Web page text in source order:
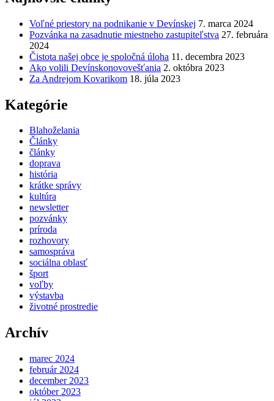
Voľné priestory na podnikanie v Devínskej 7. marca 2024
Pozvánka na zasadnutie miestneho zastupiteľstva 27. februára
2024
Čistota našej obce je spoločná úloha 11. decembra 2023
Ako volili Devínskonovovešťania 2. októbra 2023
Za Andrejom Kovarikom 18. júla 2023
Kategórie
Blahoželania
Články
články
doprava
história
krátke správy
kultúra
newsletter
pozvánky
príroda
rozhovory
samospráva
sociálna oblasť
šport
voľby
výstavba
životné prostredie
Archív
marec 2024
február 2024
december 2023
október 2023